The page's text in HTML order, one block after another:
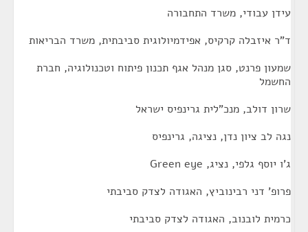
עידן עבודי, משרד התחבורה
ד"ר איזבלה קרקיס, אפידמיולוגית סביבתית, משרד הבריאות
שמעון פרנט, סגן מנהל אגף תכנון פיתוח וטכנולוגיה, חברת
החשמל
שרון דולב, מנכ"לית גרינפיס ישראל
נגה לב ציון נדן, נציגה, גרינפיס
ג'ו יוסף גלפי, נציג, Green eye
פרופ' דני רבינוביץ, האגודה לצדק סביבתי
כרמית לובנוב, האגודה לצדק סביבתי